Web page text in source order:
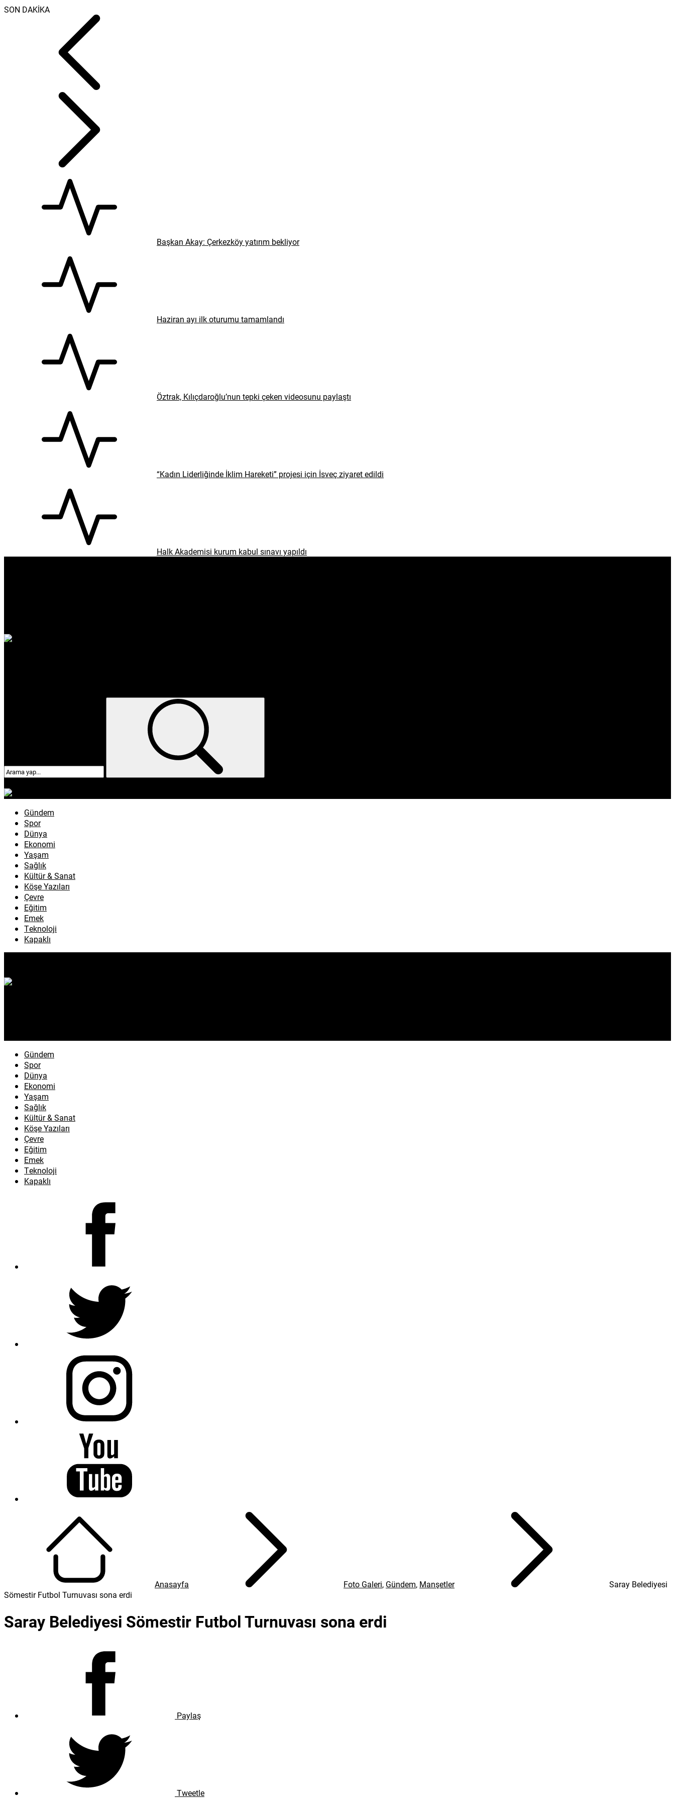
SON DAKİKA
Başkan Akay: Çerkezköy yatırım bekliyor
Haziran ayı ilk oturumu tamamlandı
Öztrak, Kılıçdaroğlu’nun tepki çeken videosunu paylaştı
“Kadın Liderliğinde İklim Hareketi” projesi için İsveç ziyaret edildi
Halk Akademisi kurum kabul sınavı yapıldı
Gündem
Spor
Dünya
Ekonomi
Yaşam
Sağlık
Kültür & Sanat
Köşe Yazıları
Çevre
Eğitim
Emek
Teknoloji
Kapaklı
Gündem
Spor
Dünya
Ekonomi
Yaşam
Sağlık
Kültür & Sanat
Köşe Yazıları
Çevre
Eğitim
Emek
Teknoloji
Kapaklı
Anasayfa Foto Galeri, Gündem, Manşetler
Saray Belediyesi
Sömestir Futbol Turnuvası sona erdi
Saray Belediyesi Sömestir Futbol Turnuvası sona erdi
Paylaş
Tweetle